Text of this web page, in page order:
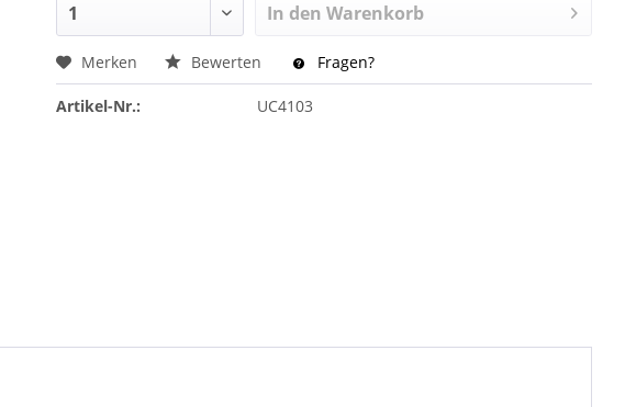
In den Warenkorb
Merken Bewerten Fragen?
Artikel-Nr.: UC4103